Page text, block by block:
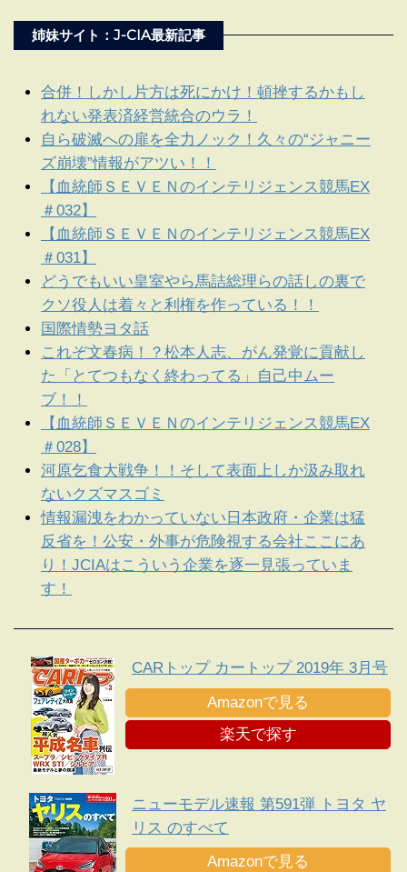
姉妹サイト：J-CIA最新記事
合併！しかし片方は死にかけ！頓挫するかもし
れない発表済経営統合のウラ！
自ら破滅への扉を全力ノック！久々の“ジャニー
ズ崩壊”情報がアツい！！
【血統師ＳＥＶＥＮのインテリジェンス競馬EX
＃032】
【血統師ＳＥＶＥＮのインテリジェンス競馬EX
＃031】
どうでもいい皇室やら馬詰総理らの話しの裏で
クソ役人は着々と利権を作っている！！
国際情勢ヨタ話
これぞ文春病！？松本人志、がん発覚に貢献し
た「とてつもなく終わってる」自己中ムー
ブ！！
【血統師ＳＥＶＥＮのインテリジェンス競馬EX
＃028】
河原乞食大戦争！！そして表面上しか汲み取れ
ないクズマスゴミ
情報漏洩をわかっていない日本政府・企業は猛
反省を！公安・外事が危険視する会社ここにあ
り！JCIAはこういう企業を逐一見張っていま
す！
CARトップ カートップ 2019年 3月号
Amazonで見る
楽天で探す
ニューモデル速報 第591弾 トヨタ ヤ
リス のすべて
Amazonで見る